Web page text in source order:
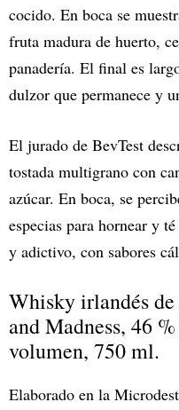
cocido. En boca se
fruta madura de huerto,
panadería. El final es
dulzor que permanece y
El jurado de BevTest
tostada multigrano con
azúcar. En boca, se
especias para hornear y
y adictivo, con sabores
Whisky irlandés
and Madness, 46
volumen, 750 ml.
Elaborado en la